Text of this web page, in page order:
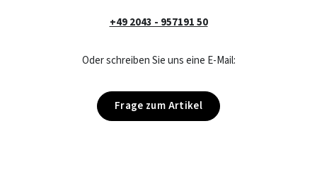
+49 2043 - 957191 50
Oder schreiben Sie uns eine E-Mail:
Frage zum Artikel